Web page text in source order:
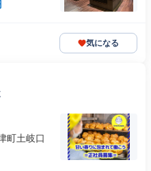
気になる
町土岐口